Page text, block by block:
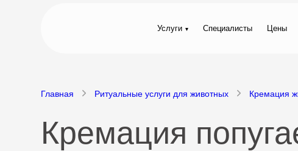
Услуги Специалисты Цены
Главная Ритуальные услуги для животных Кремация
Кремация